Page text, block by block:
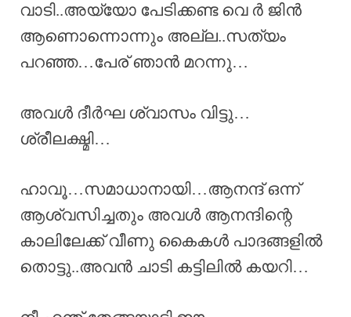
വാടി..അയ്യോ പേടിക്കണ്ട വെ ർ ജിൻ
ആണൊന്നൊന്നും അല്ല..സത്യം
പറഞ്ഞ…പേര് ഞാൻ മറന്നു…
അവൾ ദീർഘ ശ്വാസം വിട്ടു…
ശ്രീലക്ഷ്മി…
ഹാവൂ…സമാധാനായി…ആനന്ദ് ഒന്ന്
ആശ്വസിച്ചതും അവൾ ആനന്ദിന്റെ
കാലിലേക്ക് വീണു കൈകൾ പാദങ്ങളിൽ
തൊട്ടു..അവൻ ചാടി കട്ടിലിൽ കയറി…